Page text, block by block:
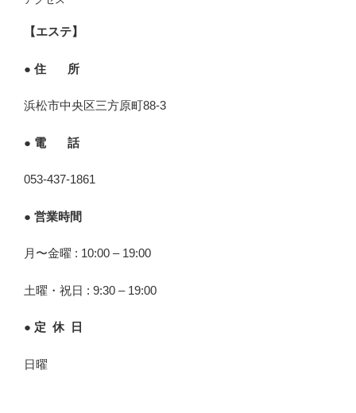
【エステ】
● 住 所
浜松市中央区三方原町88-3
● 電 話
053-437-1861
● 営業時間
月〜金曜 : 10:00 – 19:00
土曜・祝日 : 9:30 – 19:00
● 定 休 日
日曜